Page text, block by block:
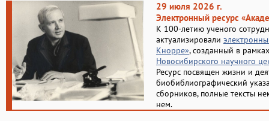
29 июля 2026 г.
Электронный ресурс
К 100-летию ученого
актуализировали
Кнорре», созданный в
Новосибирского научного
Ресурс посвящен жизни и
биобиблиографический
сборников, полные тексты
нем.